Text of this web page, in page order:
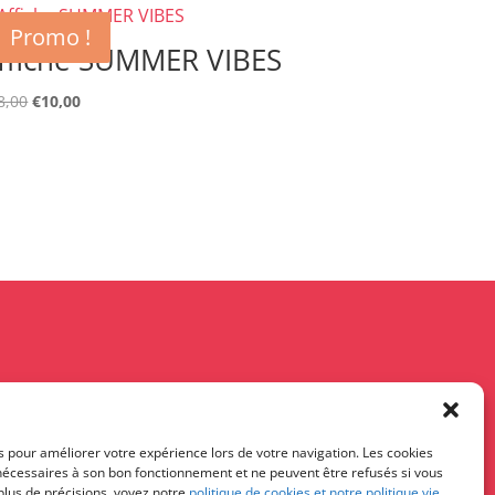
pour améliorer votre expérience lors de votre navigation. Les cookies
à son bon fonctionnement et ne peuvent être refusés si vous
Promo !
SUMMER VIBES
Le
€10,00Le